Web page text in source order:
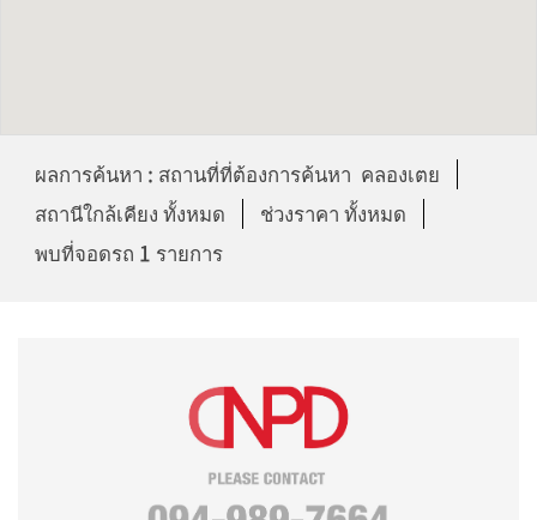
ผลการค้นหา : สถานที่ที่ต้องการค้นหา คลองเตย
สถานีใกล้เคียง ทั้งหมด
ช่วงราคา ทั้งหมด
พบที่จอดรถ 1 รายการ